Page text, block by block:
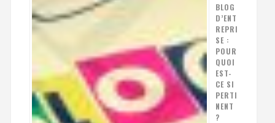
BLOG
D’ENT
REPRI
SE :
POUR
QUOI
EST-
CE SI
PERTI
NENT
?